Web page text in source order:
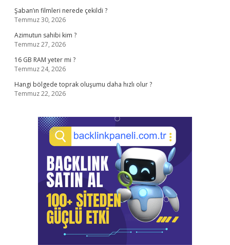
Şaban’ın filmleri nerede çekildi ?
Temmuz 30, 2026
Azimutun sahibi kim ?
Temmuz 27, 2026
16 GB RAM yeter mi ?
Temmuz 24, 2026
Hangi bölgede toprak oluşumu daha hızlı olur ?
Temmuz 22, 2026